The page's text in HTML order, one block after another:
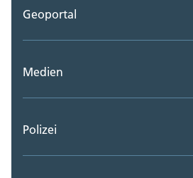
Geoportal
Medien
Polizei